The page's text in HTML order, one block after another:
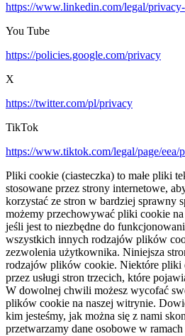
https://www.linkedin.com/legal/
You Tube
https://policies.google.com/privacy
X
https://twitter.com/pl/privacy
TikTok
https://www.tiktok.com/legal/page/eea/
Pliki cookie (ciasteczka) to małe pliki
stosowane przez strony internetowe,
korzystać ze stron w bardziej sprawny
możemy przechowywać pliki cookie
jeśli jest to niezbędne do
wszystkich innych rodzajów plików
zezwolenia użytkownika. Niniejsza
rodzajów plików cookie. Niektóre pliki
przez usługi stron trzecich, które
W dowolnej chwili możesz wycofać
plików cookie na naszej witrynie.
kim jesteśmy, jak można się z nami
przetwarzamy dane osobowe w ramach